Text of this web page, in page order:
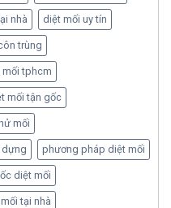
nhà diệt mối uy tín
trùng
tphcm
mối tận gốc
mối
dựng phương pháp diệt mối
diệt mối
tại nhà